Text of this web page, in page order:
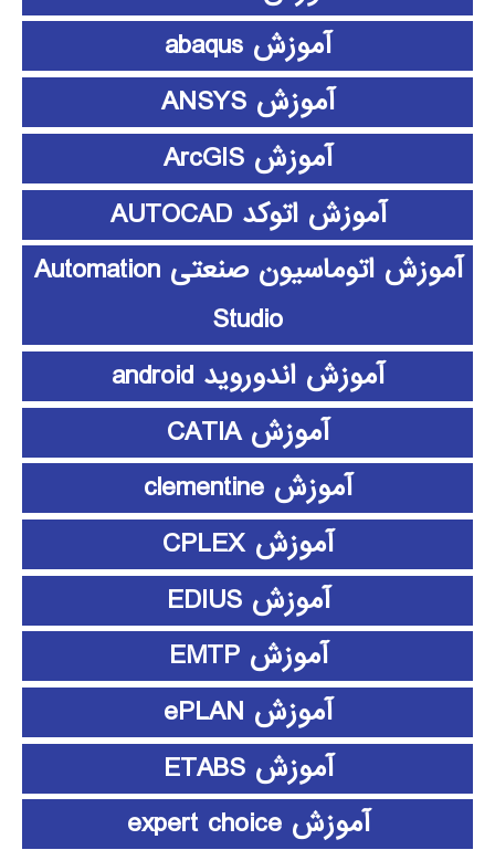
آموزش abaqus
آموزش ANSYS
آموزش ArcGIS
آموزش اتوکد AUTOCAD
آموزش اتوماسیون صنعتی Automation
Studio
آموزش اندوروید android
آموزش CATIA
آموزش clementine
آموزش CPLEX
آموزش EDIUS
آموزش EMTP
آموزش ePLAN
آموزش ETABS
آموزش expert choice